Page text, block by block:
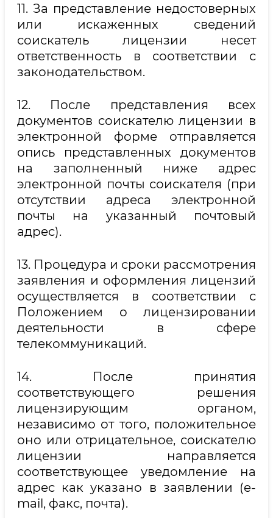
11. За представление недостоверных
или искаженных сведений
соискатель лицензии несет
ответственность в соответствии с
законодательством.
12. После представления всех
документов соискателю лицензии в
электронной форме отправляется
опись представленных документов
на заполненный ниже адрес
электронной почты соискателя (при
отсутствии адреса электронной
почты на указанный почтовый
адрес).
13. Процедура и сроки рассмотрения
заявления и оформления лицензий
осуществляется в соответствии с
Положением о лицензировании
деятельности в сфере
телекоммуникаций.
14. После принятия
соответствующего решения
лицензирующим органом,
независимо от того, положительное
оно или отрицательное, соискателю
лицензии направляется
соответствующее уведомление на
адрес как указано в заявлении (e-
mail, факс, почта).